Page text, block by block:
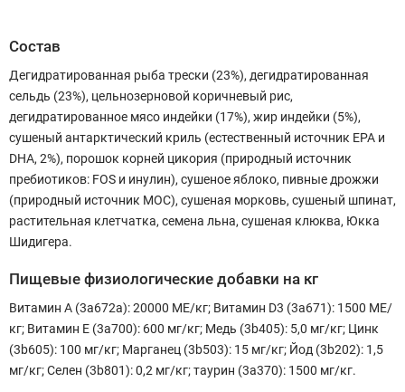
Состав
Дегидратированная рыба трески (23%), дегидратированная
сельдь (23%), цельнозерновой коричневый рис,
дегидратированное мясо индейки (17%), жир индейки (5%),
сушеный антарктический криль (естественный источник EPA и
DHA, 2%), порошок корней цикория (природный источник
пребиотиков: FOS и инулин), сушеное яблоко, пивные дрожжи
(природный источник МОС), сушеная морковь, сушеный шпинат,
растительная клетчатка, семена льна, сушеная клюква, Юкка
Шидигера.
Пищевые физиологические добавки на кг
Витамин А (3a672a): 20000 МЕ/кг; Витамин D3 (3a671): 1500 МЕ/
кг; Витамин Е (3a700): 600 мг/кг; Медь (3b405): 5,0 мг/кг; Цинк
(3b605): 100 мг/кг; Марганец (3b503): 15 мг/кг; Йод (3b202): 1,5
мг/кг; Селен (3b801): 0,2 мг/кг; таурин (3a370): 1500 мг/кг.